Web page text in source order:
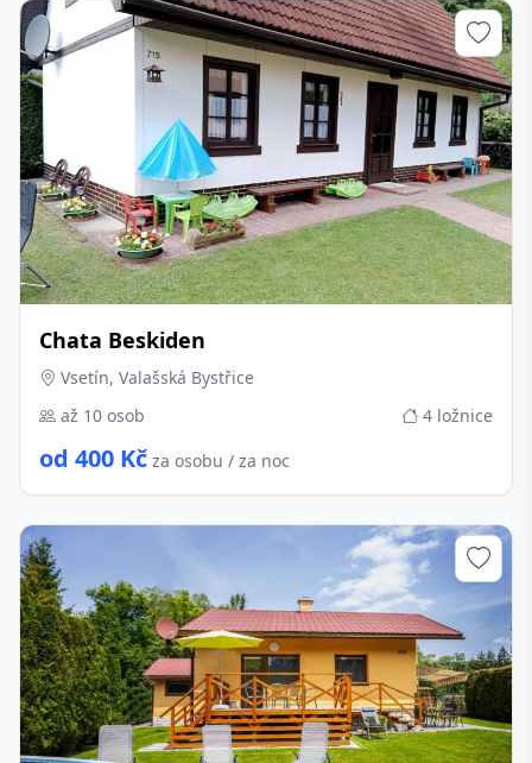
Chata Beskiden
Vsetín, Valašská Bystřice
až 10 osob
4 ložnice
od 400 Kč za osobu / za noc